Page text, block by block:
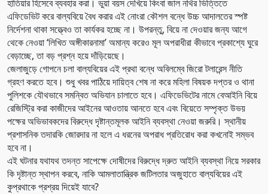
হাতিয়ার হিসেবে ব্যবহার করা। ভুয়া বয়স দেখিয়ে কিংবা জাল নথির ভিত্তিতে
এফিডেভিট করে বাল্যবিয়ে বৈধ করার এই নোংরা কৌশল বন্ধে উচ্চ আদালতের স্পষ্ট
নির্দেশনা থাকা সত্ত্বেও তা কার্যকর হচ্ছে না। উপরন্তু, বিয়ে না দেওয়ার জন্য আগে
থেকে নেওয়া ‘লিখিত অঙ্গীকারনামা’ অমান্য করেও মূল অপরাধীরা কীভাবে প্রকাশ্যে ঘুরে
বেড়াচ্ছে, তা বড় প্রশ্ন হয়ে দাঁড়িয়েছে।
জেলাজুড়ে গোপনে চলা বাল্যবিয়ের এই প্রথা বন্ধে অবিলম্বে জিরো টলারেন্স নীতি
গ্রহণ করতে হবে। শুধু খবর পাঠিয়ে দায়িত্ব শেষ না করে মহিলা বিষয়ক দপ্তর ও থানা
পুলিশকে যৌথভাবে সমন্বিত অভিযান চালাতে হবে। এফিডেভিটের নামে বেআইনি বিয়ে
রেজিস্ট্রি করা কাজীদের আইনের আওতায় আনতে হবে এবং বিয়েতে সম্পৃক্ত উভয়
পক্ষের অভিভাবকদের বিরুদ্ধে দৃষ্টান্তমূলক আইনি ব্যবস্থা নেওয়া জরুরি। স্থানীয়
প্রশাসনিক তদারকি জোরদার না হলে এ ধরনের অপরাধ প্রতিরোধ করা কখনোই সম্ভব
হবে না।
এই ঘটনার যথাযথ তদন্ত সাপেক্ষে দোষীদের বিরুদ্ধে দ্রুত আইনি ব্যবস্থা নিয়ে সরকার
কি দৃষ্টান্ত স্থাপন করবে, নাকি আমলাতান্ত্রিক জটিলতার অজুহাতে বাল্যবিয়ের এই
কুপ্রথাকে প্রশ্রয় দিয়েই যাবে?